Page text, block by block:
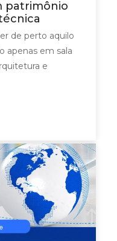
patrimônio
de perto aquilo
apenas em sala
e